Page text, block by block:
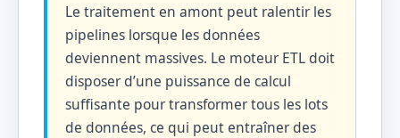
Le traitement en amont peut ralentir les
pipelines lorsque les données
deviennent massives. Le moteur ETL doit
disposer d’une puissance de calcul
suffisante pour transformer tous les lots
de données, ce qui peut entraîner des